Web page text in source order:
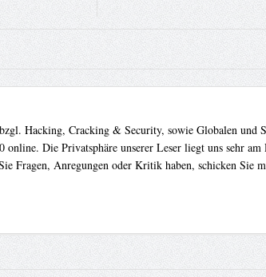
Hacking, Cracking & Security, sowie Globalen und
Die Privatsphäre unserer Leser liegt uns sehr
Fragen, Anregungen oder Kritik haben, schicken